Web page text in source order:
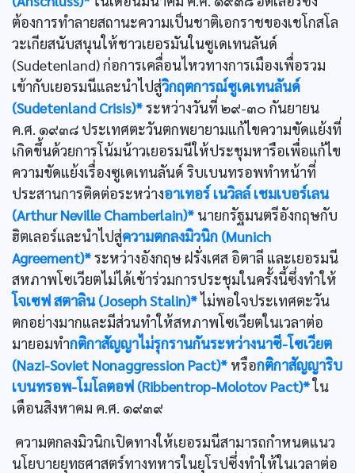
ต้องการทำลายสถานะความเป็นชาติเอกราชของเชโกสโล
วะเกียสนับสนุนให้ชาวเยอรมันในซูเดเทนลันด์
(Sudetenland) ก่อการเคลื่อนไหวทางการเมืองเพื่อรวม
เข้ากับเยอรมนีและนำไปสู่วิกฤตการณ์ซูเดเทนลันด์
(Sudetenland Crisis)*ระหว่างวันที่ ๒๙-๓๐ กันยายน
ค.ศ. ๑๙๓๘ ประเทศตะวันตกพยายามแก้ไขความขัดแย้งที่
เกิดขึ้นด้วยการโน้มน้าวเยอรมนีให้ประชุมหารือเพื่อแก้ไข
ความขัดแย้งเรื่องซูเดเทนลันด์ ริบเบนทรอพทำหน้าที่
ประสานการติดต่อระหว่างอาเทอร์ เนวิลล์ เชมเบอร์เลน
(Arthur Neville Chamberlain)* นายกรัฐมนตรีอังกฤษกับ
ฮิตเลอร์และนำไปสู่ความตกลงมิวนิก (Munich
Agreement)*ระหว่างอังกฤษ ฝรั่งเศส อิตาลี และเยอรมนี
สหภาพโซเวียตไม่ได้เข้าร่วมการประชุมในครั้งนี้ซึ่งทำให้
โจเซฟ สตาลิน (Joseph Stalin)*ไม่พอใจประเทศตะวัน
ตกอย่างมากและมีส่วนทำให้สหภาพโซเวียตในเวลาต่อ
มายอมทำกติกาสัญญาไม่รุกรานกันระหว่างนาซี-โซเวียต
(Nazi-Soviet Nonaggression Pact)* หรือกติกาสัญญาริบ
เบนทรอพ-โมโลตอฟ (Ribbentrop-Molotov Pact)*ใน
เดือนสิงหาคม ค.ศ. ๑๙๓๙
ความตกลงมิวนิกเปิดทางให้เยอรมนีสามารถกำหนดแนว
นโยบายยุทธศาสตร์ทางทหารในยุโรปซึ่งทำให้ในเวลาต่อ